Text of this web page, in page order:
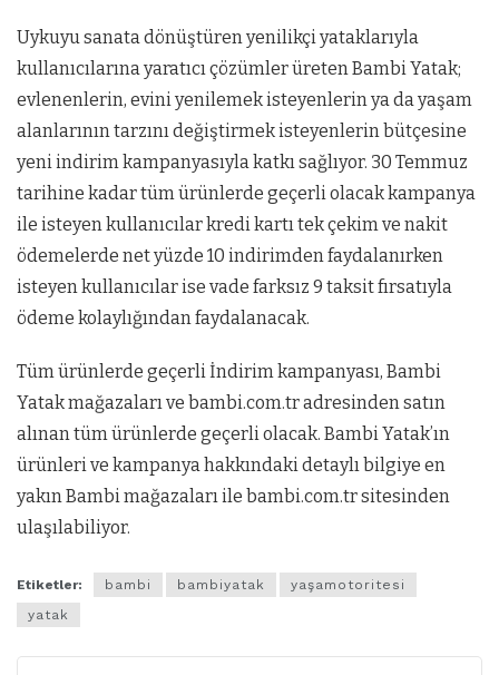
Uykuyu sanata dönüştüren yenilikçi yataklarıyla
kullanıcılarına yaratıcı çözümler üreten Bambi Yatak;
evlenenlerin, evini yenilemek isteyenlerin ya da yaşam
alanlarının tarzını değiştirmek isteyenlerin bütçesine
yeni indirim kampanyasıyla katkı sağlıyor. 30 Temmuz
tarihine kadar tüm ürünlerde geçerli olacak kampanya
ile isteyen kullanıcılar kredi kartı tek çekim ve nakit
ödemelerde net yüzde 10 indirimden faydalanırken
isteyen kullanıcılar ise vade farksız 9 taksit fırsatıyla
ödeme kolaylığından faydalanacak.
Tüm ürünlerde geçerli İndirim kampanyası, Bambi
Yatak mağazaları ve bambi.com.tr adresinden satın
alınan tüm ürünlerde geçerli olacak. Bambi Yatak’ın
ürünleri ve kampanya hakkındaki detaylı bilgiye en
yakın Bambi mağazaları ile bambi.com.tr sitesinden
ulaşılabiliyor.
Etiketler: bambi bambiyatak
yaşamotoritesi
yatak